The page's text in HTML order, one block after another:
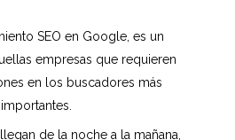
de la noche a la mañana,